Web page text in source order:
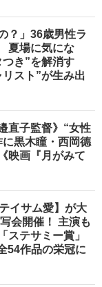
？」36歳男性ラ
夏場に気にな
き”を解消す
スト”が生み出
直子監督》“女性
黒木瞳・西岡德
映画『月がみて
イサム愛】が大
会開催！ 主演も
ステサミー賞」
54作品の栄冠に